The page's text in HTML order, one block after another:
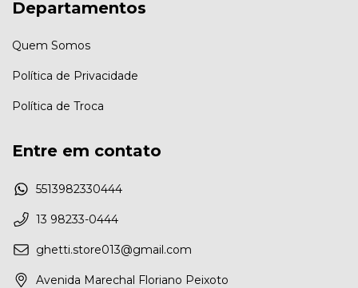
Departamentos
Quem Somos
Política de Privacidade
Política de Troca
Entre em contato
5513982330444
13 98233-0444
ghetti.store013@gmail.com
Avenida Marechal Floriano Peixoto